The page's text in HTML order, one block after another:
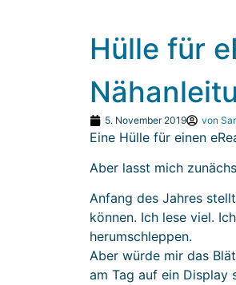
Hülle für
5. November 2019 von
Eine Hülle für einen
Aber lasst mich
Anfang des Jahres
können. Ich lese viel.
herumschleppen.
Aber würde mir das
am Tag auf ein Display